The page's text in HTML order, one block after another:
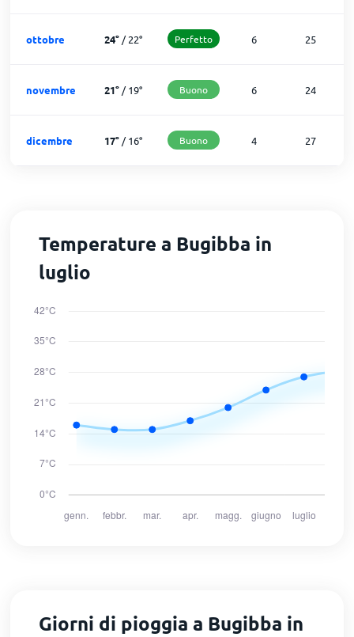
ottobre 24°/22° Perfetto 6 25
novembre 21°/19° Buono 6 24
dicembre 17°/16° Buono 4 27
Temperature a Bugibba in
luglio
Giorni di pioggia a Bugibba in